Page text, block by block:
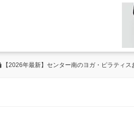
【2026年最新】センター南のヨガ・ピラティ